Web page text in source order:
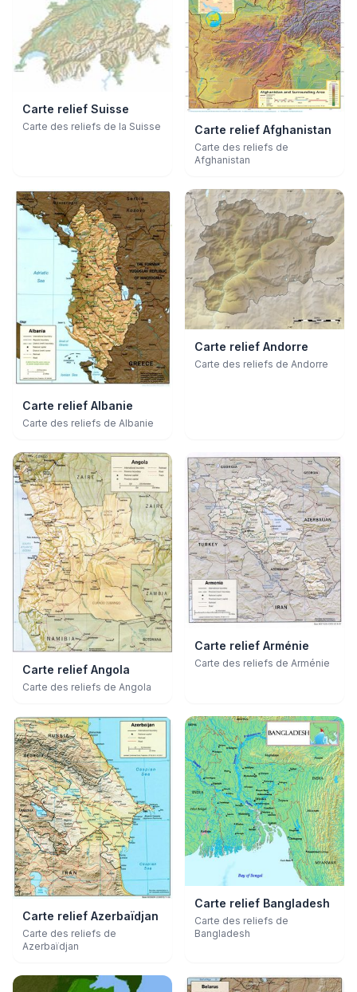
Carte relief Suisse
Carte des reliefs de la Suisse Carte relief Afghanistan
Carte des reliefs de
Afghanistan
Carte relief Albanie
Carte des reliefs de Albanie
Carte relief Andorre
Carte des reliefs de Andorre
Carte relief Angola
Carte des reliefs de Angola
Carte relief Arménie
Carte des reliefs de Arménie
Carte relief Azerbaïdjan
Carte des reliefs de
Azerbaïdjan
Carte relief Bangladesh
Carte des reliefs de
Bangladesh